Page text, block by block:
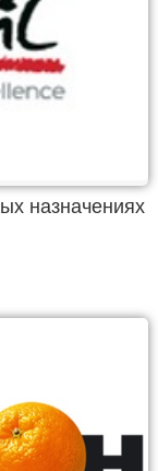
назначениях